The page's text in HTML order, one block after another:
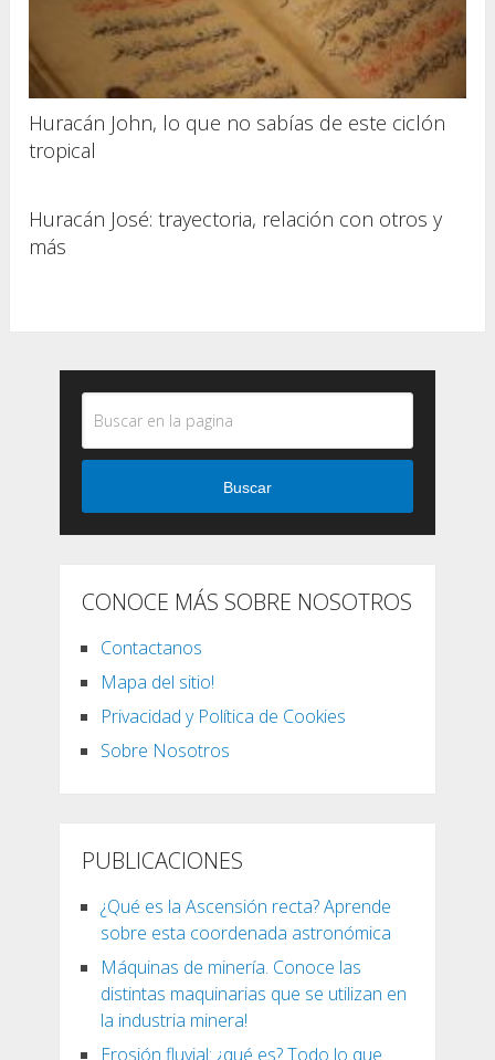
Huracán John, lo que no sabías de este ciclón
tropical
Huracán José: trayectoria, relación con otros y
más
Buscar
CONOCE MÁS SOBRE NOSOTROS
Contactanos
Mapa del sitio!
Privacidad y Política de Cookies
Sobre Nosotros
PUBLICACIONES
¿Qué es la Ascensión recta? Aprende
sobre esta coordenada astronómica
Máquinas de minería. Conoce las
distintas maquinarias que se utilizan en
la industria minera!
Erosión fluvial: ¿qué es? Todo lo que